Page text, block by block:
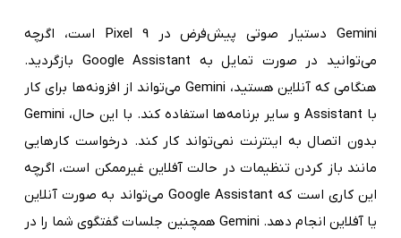
Gemini دستیار صوتی پیش‌فرض در Pixel 9 است، اگرچه
می‌توانید در صورت تمایل به Google Assistant بازگردید.
هنگامی که آنلاین هستید، Gemini می‌تواند از افزونه‌ها برای کار
با Assistant و سایر برنامه‌ها استفاده کند. با این حال، Gemini
بدون اتصال به اینترنت نمی‌تواند کار کند. درخواست کارهایی
مانند باز کردن تنظیمات در حالت آفلاین غیرممکن است، اگرچه
این کاری است که Google Assistant می‌تواند به صورت آنلاین
یا آفلاین انجام دهد. Gemini همچنین جلسات گفتگوی شما را در